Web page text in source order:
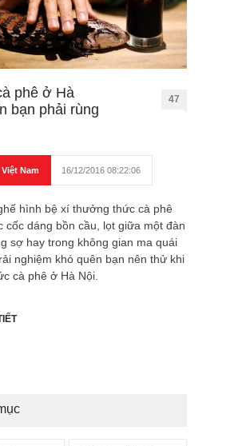
phê ở Hà
bạn phải rùng
47
Nam 16/12/2016 08:22:06
hình bệ xí thưởng thức cà phê
cốc dáng bồn cầu, lọt giữa một đàn
sợ hay trong không gian ma quái
nghiệm khó quên bạn nên thử khi
cà phê ở Hà Nội.